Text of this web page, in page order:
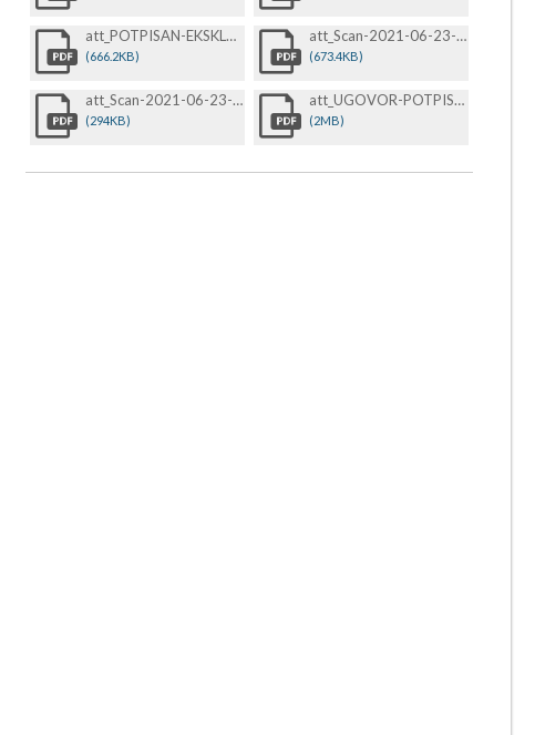
att_POTPISAN-EKSKLUZIVNI-UGOVOR-O-POSREDOVANJU-PRI-PRODAJI-BEZ-ZAGLAVLJA-POTPIS-I-PEČAT-13.22.23-13.22.23.pdf
(666.2KB)
att_Scan-2021-06-23-@-11-09-15-Br-0368-1-1-1-.pdf
(673.4KB)
att_Scan-2021-06-23-@-11-09-47-Br-0369-1-.pdf
(294KB)
att_UGOVOR-POTPISAN.pdf
(2MB)